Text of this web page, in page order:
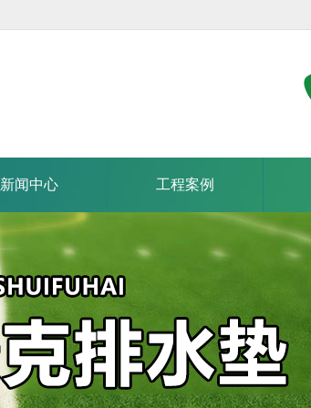
新闻中心 工程案例